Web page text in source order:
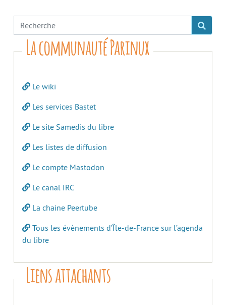
La communauté Parinux
Le wiki
Les services Bastet
Le site Samedis du libre
Les listes de diffusion
Le compte Mastodon
Le canal IRC
La chaine Peertube
Tous les évènements d’Île-de-France sur l’agenda
du libre
Liens attachants